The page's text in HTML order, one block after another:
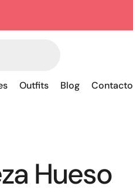
Outfits Blog Contacto
Hueso